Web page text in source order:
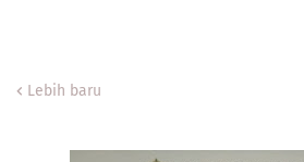
Lebih baru